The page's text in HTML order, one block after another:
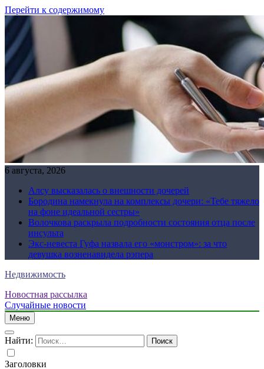
Перейти к содержимому
6 августа, 2026
Алсу высказалась о внешности дочерей
Бородина намекнула на комплексы дочери: «Тебе тяжело
на фоне идеальной сестры»
Волочкова раскрыла подробности состояния отца после
инсульта
Экс-невеста Гуфа назвала его «монстром»: за что
девушка возненавидела рэпера
Недвижимость
Новостная рассылка
Случайные новости
Меню
Найти:
Заголовки